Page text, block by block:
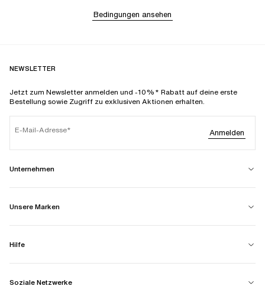
Bedingungen ansehen
NEWSLETTER
Jetzt zum Newsletter anmelden und -10%* Rabatt auf deine erste
Bestellung sowie Zugriff zu exklusiven Aktionen erhalten.
E-Mail-Adresse Anmelden
Unternehmen
Unsere Marken
Hilfe
Soziale Netzwerke